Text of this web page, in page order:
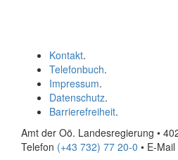
Kontakt.
Telefonbuch.
Impressum.
Datenschutz.
Barrierefreiheit.
Amt der Oö. Landesregierung •
Telefon (+43 732) 77 20-0 • E-Mail